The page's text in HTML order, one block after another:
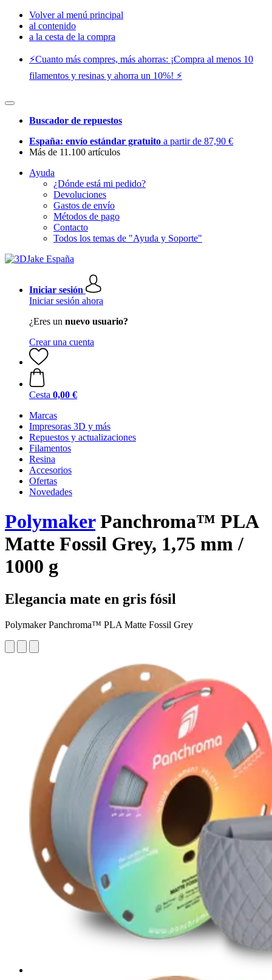
Volver al menú principal
al contenido
a la cesta de la compra
⚡️Cuanto más compres, más ahorras: ¡Compra al menos 10
filamentos y resinas y ahorra un 10%! ⚡️
Buscador de repuestos
España: envío estándar gratuito a partir de 87,90 €
Más de 11.100 artículos
Ayuda
¿Dónde está mi pedido?
Devoluciones
Gastos de envío
Métodos de pago
Contacto
Todos los temas de "Ayuda y Soporte"
Iniciar sesión
Iniciar sesión ahora
¿Eres un nuevo usuario?
Crear una cuenta
Cesta 0,00 €
Marcas
Impresoras 3D y más
Repuestos y actualizaciones
Filamentos
Resina
Accesorios
Ofertas
Novedades
PolymakerPanchroma™ PLA
Matte Fossil Grey, 1,75 mm /
1000 g
Elegancia mate en gris fósil
Polymaker Panchroma™ PLA Matte Fossil Grey